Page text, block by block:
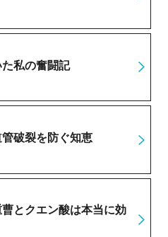
私の奮闘記
破裂を防ぐ知恵
とクエン酸は本当に効